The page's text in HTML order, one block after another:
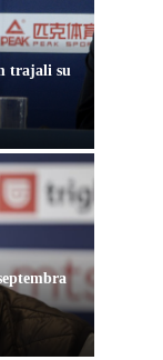
trajali su